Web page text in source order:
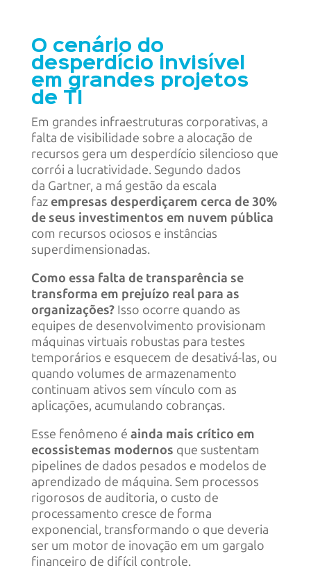
O cenário do
desperdício invisível
em grandes projetos
de TI
Em grandes infraestruturas corporativas, a
falta de visibilidade sobre a alocação de
recursos gera um desperdício silencioso que
corrói a lucratividade. Segundo dados
da Gartner, a má gestão da escala
faz empresas desperdiçarem cerca de 30%
de seus investimentos em nuvem pública
com recursos ociosos e instâncias
superdimensionadas.
Como essa falta de transparência se
transforma em prejuízo real para as
organizações?Isso ocorre quando as
equipes de desenvolvimento provisionam
máquinas virtuais robustas para testes
temporários e esquecem de desativá-las, ou
quando volumes de armazenamento
continuam ativos sem vínculo com as
aplicações, acumulando cobranças.
Esse fenômeno é ainda mais crítico em
ecossistemas modernos que sustentam
pipelines de dados pesados e modelos de
aprendizado de máquina. Sem processos
rigorosos de auditoria, o custo de
processamento cresce de forma
exponencial, transformando o que deveria
ser um motor de inovação em um gargalo
financeiro de difícil controle.